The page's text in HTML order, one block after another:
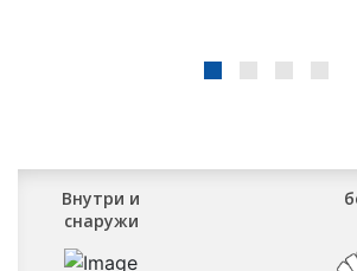
Внутри и
снаружи